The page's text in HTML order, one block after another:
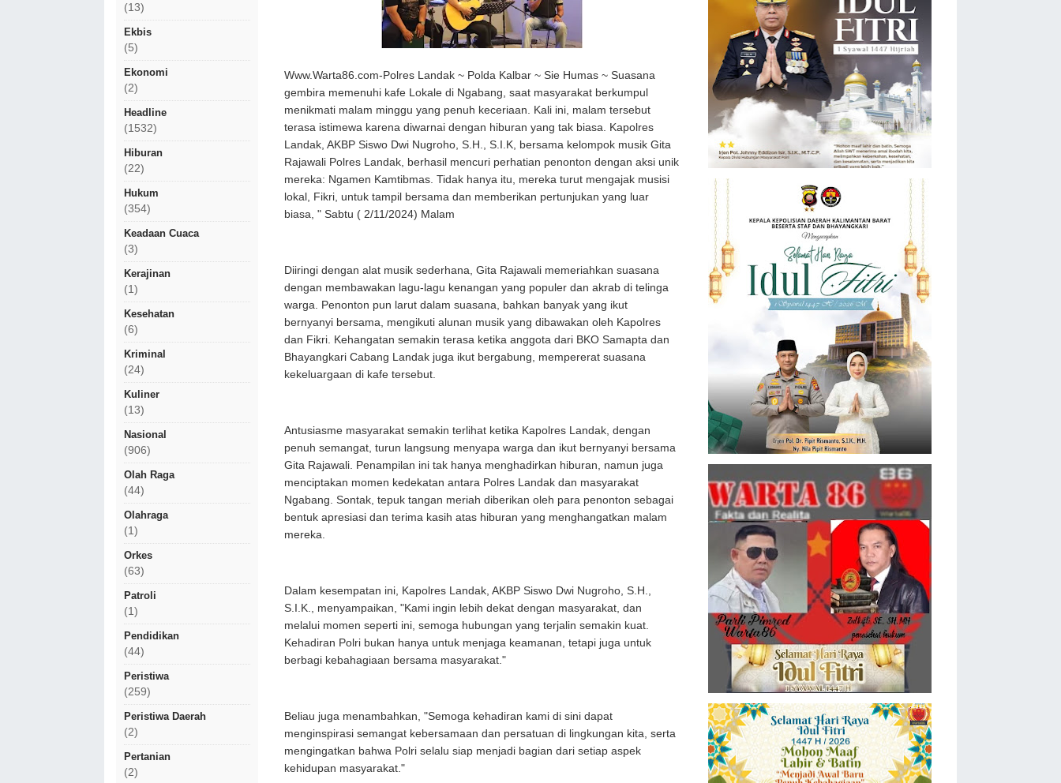
(13)
Ekbis
(5)
Ekonomi
(2)
Headline
(1532)
Hiburan
(22)
Hukum
(354)
Keadaan Cuaca
(3)
Kerajinan
(1)
Kesehatan
(6)
Kriminal
(24)
Kuliner
(13)
Nasional
(906)
Olah Raga
(44)
Olahraga
(1)
Orkes
(63)
Patroli
(1)
Pendidikan
(44)
Peristiwa
(259)
Peristiwa Daerah
(2)
Pertanian
(2)
Www.Warta86.com-Polres Landak ~ Polda Kalbar ~ Sie Humas ~ Suasana
gembira memenuhi kafe Lokale di Ngabang, saat masyarakat berkumpul
menikmati malam minggu yang penuh keceriaan. Kali ini, malam tersebut
terasa istimewa karena diwarnai dengan hiburan yang tak biasa. Kapolres
Landak, AKBP Siswo Dwi Nugroho, S.H., S.I.K, bersama kelompok musik Gita
Rajawali Polres Landak, berhasil mencuri perhatian penonton dengan aksi unik
mereka: Ngamen Kamtibmas. Tidak hanya itu, mereka turut mengajak musisi
lokal, Fikri, untuk tampil bersama dan memberikan pertunjukan yang luar
biasa, " Sabtu ( 2/11/2024) Malam
Diiringi dengan alat musik sederhana, Gita Rajawali memeriahkan suasana
dengan membawakan lagu-lagu kenangan yang populer dan akrab di telinga
warga. Penonton pun larut dalam suasana, bahkan banyak yang ikut
bernyanyi bersama, mengikuti alunan musik yang dibawakan oleh Kapolres
dan Fikri. Kehangatan semakin terasa ketika anggota dari BKO Samapta dan
Bhayangkari Cabang Landak juga ikut bergabung, mempererat suasana
kekeluargaan di kafe tersebut.
Antusiasme masyarakat semakin terlihat ketika Kapolres Landak, dengan
penuh semangat, turun langsung menyapa warga dan ikut bernyanyi bersama
Gita Rajawali. Penampilan ini tak hanya menghadirkan hiburan, namun juga
menciptakan momen kedekatan antara Polres Landak dan masyarakat
Ngabang. Sontak, tepuk tangan meriah diberikan oleh para penonton sebagai
bentuk apresiasi dan terima kasih atas hiburan yang menghangatkan malam
mereka.
Dalam kesempatan ini, Kapolres Landak, AKBP Siswo Dwi Nugroho, S.H.,
S.I.K., menyampaikan, "Kami ingin lebih dekat dengan masyarakat, dan
melalui momen seperti ini, semoga hubungan yang terjalin semakin kuat.
Kehadiran Polri bukan hanya untuk menjaga keamanan, tetapi juga untuk
berbagi kebahagiaan bersama masyarakat."
Beliau juga menambahkan, "Semoga kehadiran kami di sini dapat
menginspirasi semangat kebersamaan dan persatuan di lingkungan kita, serta
mengingatkan bahwa Polri selalu siap menjadi bagian dari setiap aspek
kehidupan masyarakat."